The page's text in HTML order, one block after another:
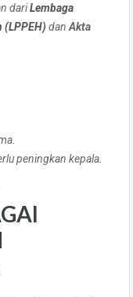
dariLembaga
(LPPEH) dan Akta
peningkan kepala.